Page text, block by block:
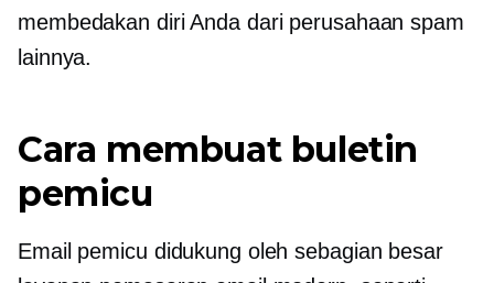
membedakan diri Anda dari perusahaan spam
lainnya.
Cara membuat buletin
pemicu
Email pemicu didukung oleh sebagian besar